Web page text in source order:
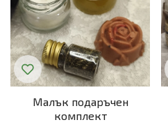
Малък подаръчен
комплект